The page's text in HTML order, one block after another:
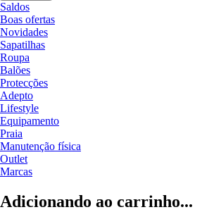
Saldos
Boas ofertas
Novidades
Sapatilhas
Roupa
Balões
Protecções
Adepto
Lifestyle
Equipamento
Praia
Manutenção física
Outlet
Marcas
Adicionando ao carrinho...